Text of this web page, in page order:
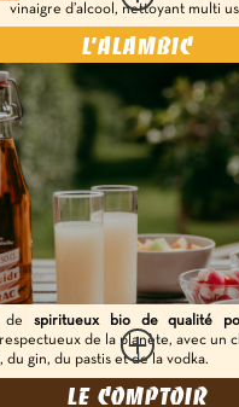
vinaigre d’alcool, nettoyant multi
L’ALAMBIC
de
spiritueux bio de qualité
de la planète, avec un
du gin, du pastis et de la vodka.
LE COMPTOIR